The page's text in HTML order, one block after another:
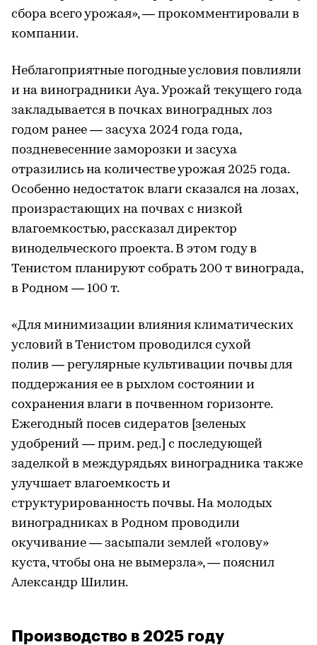
сбора всего урожая», — прокомментировали в
компании.
Неблагоприятные погодные условия повлияли
и на виноградники Aya. Урожай текущего года
закладывается в почках виноградных лоз
годом ранее — засуха 2024 года года,
поздневесенние заморозки и засуха
отразились на количестве урожая 2025 года.
Особенно недостаток влаги сказался на лозах,
произрастающих на почвах с низкой
влагоемкостью, рассказал директор
винодельческого проекта. В этом году в
Тенистом планируют собрать 200 т винограда,
в Родном — 100 т.
«Для минимизации влияния климатических
условий в Тенистом проводился сухой
полив — регулярные культивации почвы для
поддержания ее в рыхлом состоянии и
сохранения влаги в почвенном горизонте.
Ежегодный посев сидератов [зеленых
удобрений — прим. ред.] с последующей
заделкой в междурядьях виноградника также
улучшает влагоемкость и
структурированность почвы. На молодых
виноградниках в Родном проводили
окучивание — засыпали землей «голову»
куста, чтобы она не вымерзла», — пояснил
Александр Шилин.
Производство в 2025 году